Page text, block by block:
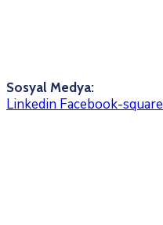
Sosyal Medya:
Linkedin Facebook-square